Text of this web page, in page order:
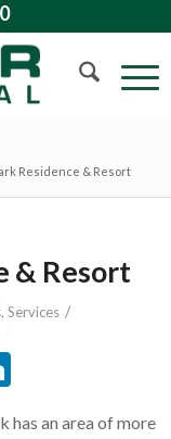
Residence & Resort
& Resort
, Services /
has an area of more